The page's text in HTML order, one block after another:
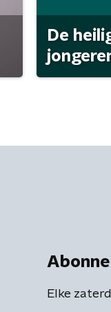
De
Elke